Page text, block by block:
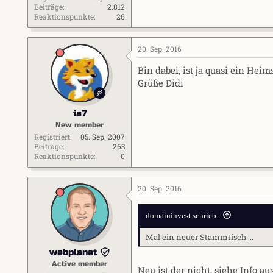
Beiträge
2.812
Reaktionspunkte
26
ia7
New member
Registriert
05. Sep. 2007
Beiträge
263
Reaktionspunkte
0
20. Sep. 2016
Bin dabei, ist ja quasi ein
Grüße Didi
webplanet
Active member
20. Sep. 2016
domaininvest schrieb:
Mal ein neuer Stammtisch....
Neu ist der nicht, siehe Info